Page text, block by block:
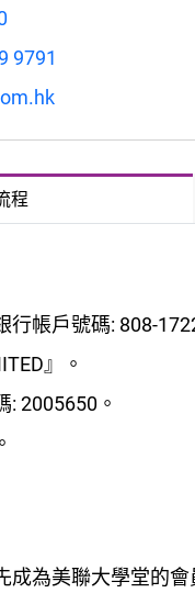
9791
程
行帳戶號碼: 808-
』。
: 2005650。
成為美聯大學堂的會